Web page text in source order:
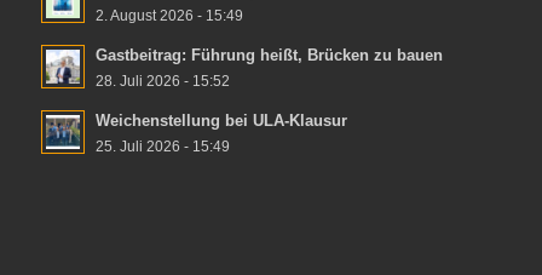
2. August 2026 - 15:49
Gastbeitrag: Führung heißt, Brücken zu bauen
28. Juli 2026 - 15:52
Weichenstellung bei ULA-Klausur
25. Juli 2026 - 15:49